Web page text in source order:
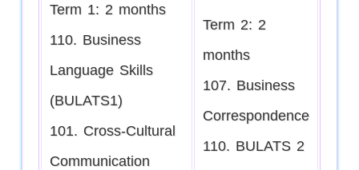
Term 1: 2 months
110. Business
Language Skills
(BULATS1)
101. Cross-Cultural
Communication
Term 2: 2
months
107. Business
Correspondence
110. BULATS 2